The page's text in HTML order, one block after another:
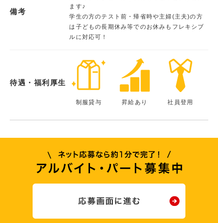
備考
ます♪
学生の方のテスト前・帰省時や主婦(主夫)の方
は子どもの長期休み等でのお休みもフレキシブ
ルに対応可！
待遇・福利厚生
制服貸与 昇給あり 社員登用